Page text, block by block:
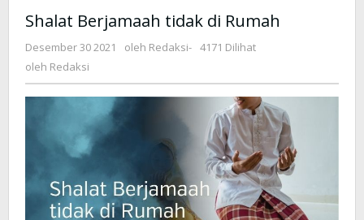
Shalat Berjamaah tidak di Rumah
Desember 30 2021 oleh Redaksi- 4171 Dilihat
oleh Redaksi